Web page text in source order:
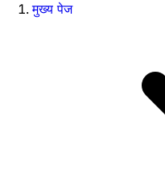
मुख्य पेज